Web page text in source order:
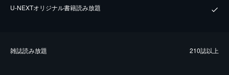
U-NEXTオリジナル書籍読み放題
雑誌読み放題 210誌以上